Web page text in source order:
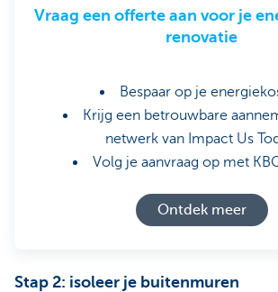
Vraag een offerte aan voor je
renovatie
Bespaar op je
Krijg een betrouwbare
netwerk van Impact Us
Volg je aanvraag op met
Ontdek meer
Stap 2: isoleer je buitenmuren